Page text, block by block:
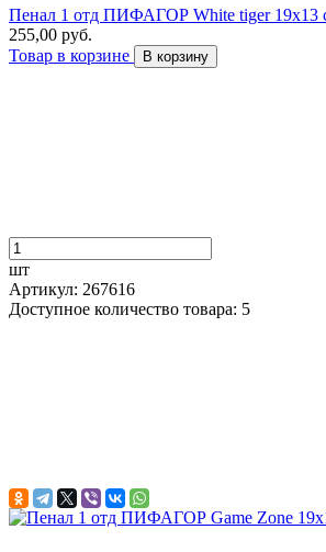
Пенал 1 отд ПИФАГОР White tiger 19х13
255,00 руб.
Товар в корзине
В корзину
шт
Артикул: 267616
Доступное количество товара: 5